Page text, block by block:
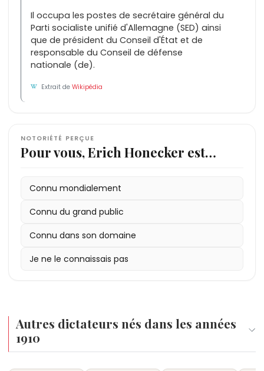
Il occupa les postes de secrétaire général du
Parti socialiste unifié d'Allemagne (SED) ainsi
que de président du Conseil d'État et de
responsable du Conseil de défense
nationale (de).
Extrait deWikipédia
NOTORIÉTÉ PERÇUE
Pour vous, Erich Honecker est…
Connu mondialement
Connu du grand public
Connu dans son domaine
Je ne le connaissais pas
Autres dictateurs nés dans les années
1910